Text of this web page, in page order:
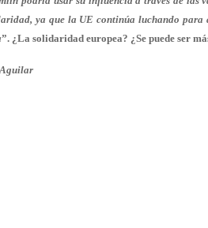
ya que la UE continúa luchando
”. ¿La solidaridad europea? ¿Se puede ser